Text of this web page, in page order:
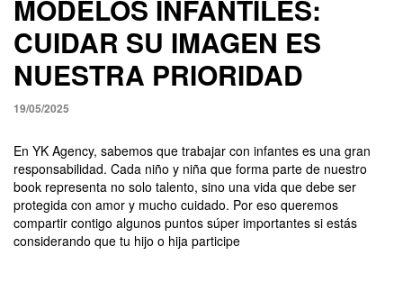
MODELOS INFANTILES:
CUIDAR SU IMAGEN ES
NUESTRA PRIORIDAD
19/05/2025
En YK Agency, sabemos que trabajar con infantes es una gran
responsabilidad. Cada niño y niña que forma parte de nuestro
book representa no solo talento, sino una vida que debe ser
protegida con amor y mucho cuidado. Por eso queremos
compartir contigo algunos puntos súper importantes si estás
considerando que tu hijo o hija participe